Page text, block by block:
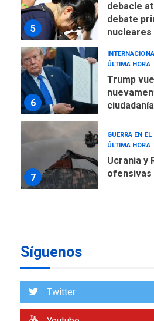
5
debacle
debate
nucleares
6
ÚLTIMA HORA
Trump
7
GUERRA EN
ÚLTIMA HORA
Ucrania y
ofensivas
1
De la
Síguenos
Twitter